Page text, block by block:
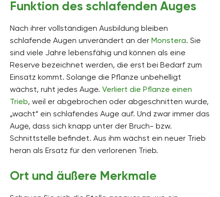
Funktion des schlafenden Auges
Nach ihrer vollständigen Ausbildung bleiben
schlafende Augen unverändert an der Monstera. Sie
sind viele Jahre lebensfähig und können als eine
Reserve bezeichnet werden, die erst bei Bedarf zum
Einsatz kommt. Solange die Pflanze unbehelligt
wächst, ruht jedes Auge. Verliert die Pflanze einen
Trieb, weil er abgebrochen oder abgeschnitten wurde,
„wacht“ ein schlafendes Auge auf. Und zwar immer das
Auge, dass sich knapp unter der Bruch- bzw.
Schnittstelle befindet. Aus ihm wächst ein neuer Trieb
heran als Ersatz für den verlorenen Trieb.
Ort und äußere Merkmale